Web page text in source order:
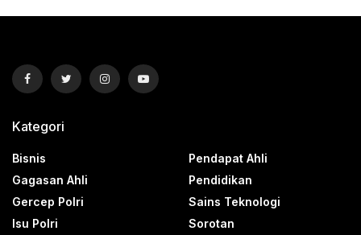
Kategori
Bisnis
Gagasan Ahli
Gercep Polri
Isu Polri
Pendapat Ahli
Pendidikan
Sains Teknologi
Sorotan